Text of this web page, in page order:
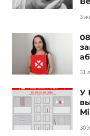
3
31
У
30